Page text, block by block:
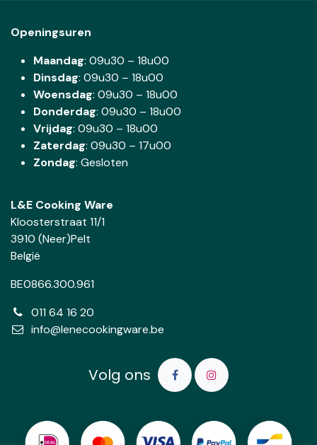
Openingsuren
Maandag: 09u30 – 18u00
Dinsdag: 09u30 – 18u00
Woensdag: 09u30 – 18u00
Donderdag: 09u30 – 18u00
Vrijdag: 09u30 – 18u00
Zaterdag: 09u30 – 17u00
Zondag: Gesloten
L&E Cooking Ware
Kloosterstraat 11/1
3910 (Neer)Pelt
België
BE0866.300.961
011 64 16 20
info@lenecookingware.be
Volg ons